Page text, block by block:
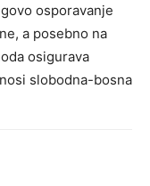
osporavanje
a posebno na
osigurava
slobodna-bosna